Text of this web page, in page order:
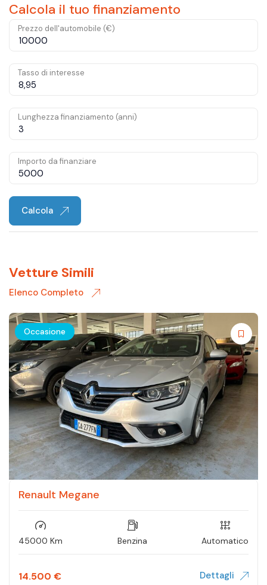
Calcola il tuo finanziamento
Prezzo dell'automobile (€)
Tasso di interesse
Lunghezza finanziamento (anni)
Importo da finanziare
Calcola
Vetture Simili
Elenco Completo
Occasione
Renault Megane
45000 Km Benzina Automatico
14.500 € Dettagli